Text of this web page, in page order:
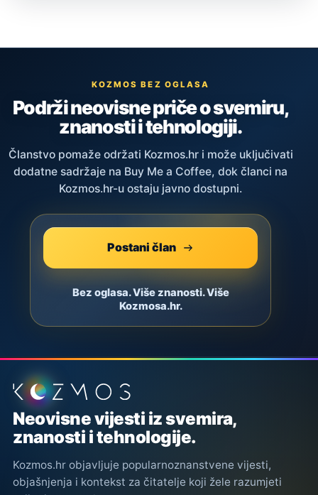
KOZMOS BEZ OGLASA
Podrži neovisne priče o svemiru,
znanosti i tehnologiji.
Članstvo pomaže održati Kozmos.hr i može uključivati
dodatne sadržaje na Buy Me a Coffee, dok članci na
Kozmos.hr-u ostaju javno dostupni.
Postani član
Bez oglasa. Više znanosti. Više
Kozmosa.hr.
Podnožje stranice
Neovisne vijesti iz svemira,
znanosti i tehnologije.
Kozmos.hr objavljuje popularnoznanstvene vijesti,
objašnjenja i kontekst za čitatelje koji žele razumjeti